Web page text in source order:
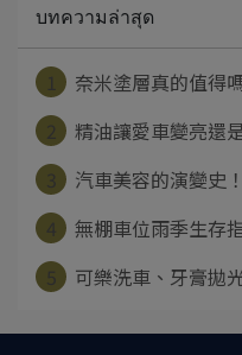
บทความล่าสุด
奈米塗層真的值得
精油讓愛車變亮還
汽車美容的演變史
無棚車位雨季生存
可樂洗車、牙膏拋